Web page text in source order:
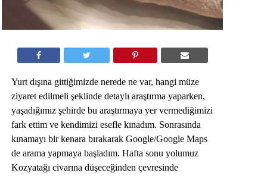
Yurt dışına gittiğimizde nerede ne var, hangi müze
ziyaret edilmeli şeklinde detaylı araştırma yaparken,
yaşadığımız şehirde bu araştırmaya yer vermediğimizi
fark ettim ve kendimizi esefle kınadım. Sonrasında
kınamayı bir kenara bırakarak Google/Google Maps
de arama yapmaya başladım. Hafta sonu yolumuz
Kozyatağı civarına düşeceğinden çevresinde